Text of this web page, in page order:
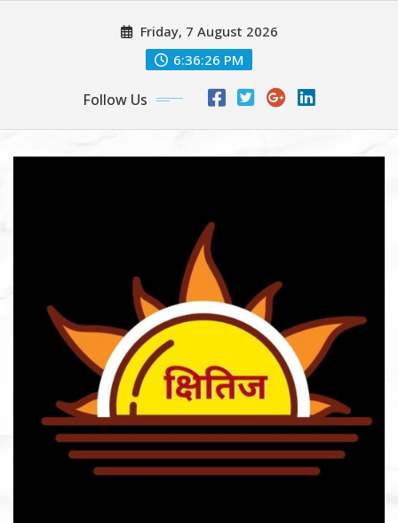
Friday, 7 August 2026
6:36:28 PM
Follow Us